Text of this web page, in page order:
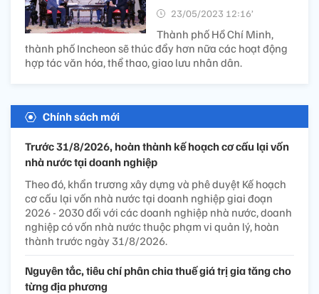
23/05/2023 12:16’
Thành phố Hồ Chí Minh,
thành phố Incheon sẽ thúc đẩy hơn nữa các hoạt động
hợp tác văn hóa, thể thao, giao lưu nhân dân.
Chính sách mới
Trước 31/8/2026, hoàn thành kế hoạch cơ cấu lại vốn
nhà nước tại doanh nghiệp
Theo đó, khẩn trương xây dựng và phê duyệt Kế hoạch
cơ cấu lại vốn nhà nước tại doanh nghiệp giai đoạn
2026 - 2030 đối với các doanh nghiệp nhà nước, doanh
nghiệp có vốn nhà nước thuộc phạm vi quản lý, hoàn
thành trước ngày 31/8/2026.
Nguyên tắc, tiêu chí phân chia thuế giá trị gia tăng cho
từng địa phương